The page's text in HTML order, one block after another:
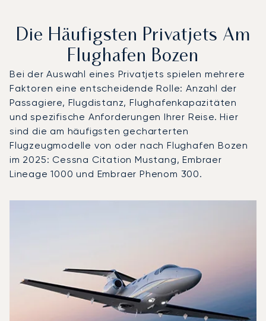
Die Häufigsten Privatjets Am
Flughafen Bozen
Bei der Auswahl eines Privatjets spielen mehrere
Faktoren eine entscheidende Rolle: Anzahl der
Passagiere, Flugdistanz, Flughafenkapazitäten
und spezifische Anforderungen Ihrer Reise. Hier
sind die am häufigsten gecharterten
Flugzeugmodelle von oder nach Flughafen Bozen
im 2025: Cessna Citation Mustang, Embraer
Lineage 1000 und Embraer Phenom 300.